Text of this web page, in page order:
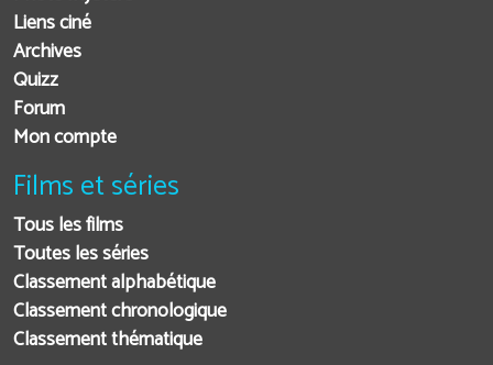
Liens ciné
Archives
Quizz
Forum
Mon compte
Films et séries
Tous les films
Toutes les séries
Classement alphabétique
Classement chronologique
Classement thématique